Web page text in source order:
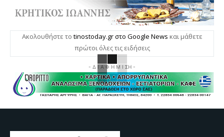
Ακολουθήστε το tinostoday.gr στο Google News και μάθετε
πρώτοι όλες τις ειδήσεις
- Δ Ι Α Φ Η Μ Ι ΣΗ -